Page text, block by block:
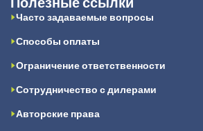
Часто задаваемые вопросы
Способы оплаты
Ограничение ответственности
Сотрудничество с дилерами
Авторские права